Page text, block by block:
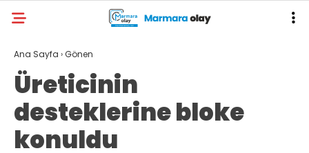
Ana Sayfa ›Gönen
Üreticinin
desteklerine bloke
konuldu